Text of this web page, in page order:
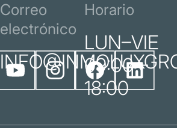
Correo
electrónico
Horario
LUN–VIE
09:00 –
18:00